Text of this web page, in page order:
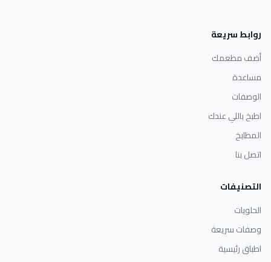
روابط سريعة
أضف مطعمك
مساعدة
الوصفات
اطبخ باللي عندك
المطابخ
اتصل بنا
التصنيفات
الحلويات
وصفات سريعة
اطباق رئيسية